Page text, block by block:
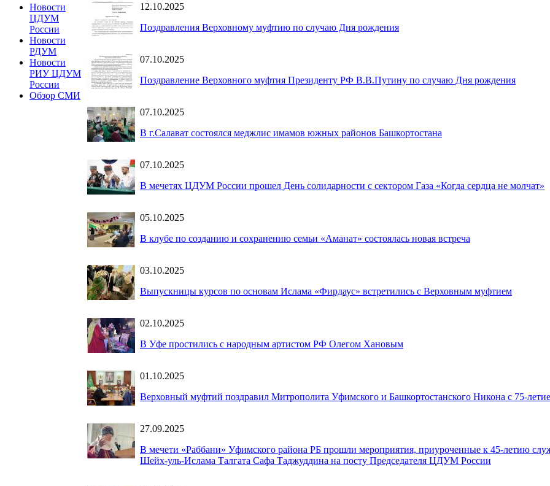
Новости
ЦДУМ
России
Новости
РДУМ
Новости
РИУ ЦДУМ
России
Обзор СМИ
12.10.2025
Поздравления Верховному муфтию по случаю Дня рождения
07.10.2025
Поздравление Верховного муфтия Президенту РФ В.В.Путину по случаю Дня рождения
07.10.2025
В г.Салават состоялся меджлис имамов южных районов Башкортостана
07.10.2025
В мечетях ЦДУМ России прошел День солидарности с сектором Газа «Когда сердца не молчат»
05.10.2025
В клубе по созданию и сохранению семьи «Аманат» состоялась новая встреча
03.10.2025
Выпускницы курсов по основам Ислама «Фирдаус» встретились с Верховным муфтием
02.10.2025
В Уфе простились с народным артистом РФ Олегом Хановым
01.10.2025
Верховный муфтий поздравил Митрополита Уфимского и Башкортостанского Никона с 75-
27.09.2025
В мечети «Раббани» Уфимского района РБ прошли мероприятия, приуроченные к 45-летию
Шейх-уль-Ислама Талгата Сафа Таджуддина на посту Председателя ЦДУМ России